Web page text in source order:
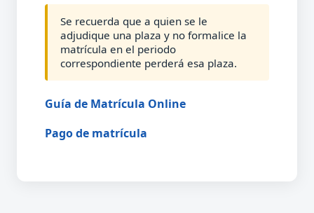
Se recuerda que a quien se le
adjudique una plaza y no formalice la
matrícula en el periodo
correspondiente perderá esa plaza.
Guía de Matrícula Online
Pago de matrícula